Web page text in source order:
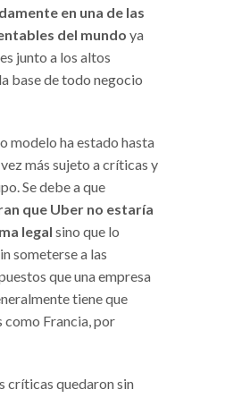
en una de las
del mundo ya
junto a los altos
base de todo negocio
modelo ha estado hasta
más sujeto a críticas y
Se debe a que
que Uber no estaría
legal sino que lo
someterse a las
que una empresa
tiene que
como Francia, por
críticas quedaron sin